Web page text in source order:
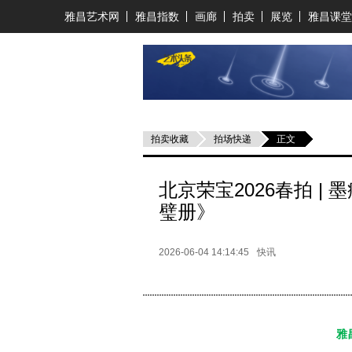
雅昌艺术网 雅昌指数 画廊 拍卖 展览 雅昌课堂
拍卖收藏 拍场快递 正文
北京荣宝2026春拍 |
璧册》
2026-06-04 14:14:45 快讯
雅